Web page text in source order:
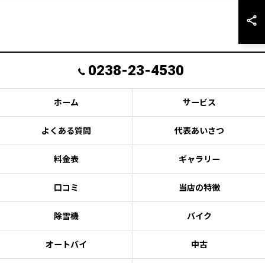
0238-23-4530
ホーム サービス
よくある質問 代表あいさつ
料金表 ギャラリー
口コミ 当店の特徴
除雪機 バイク
オートバイ 中古